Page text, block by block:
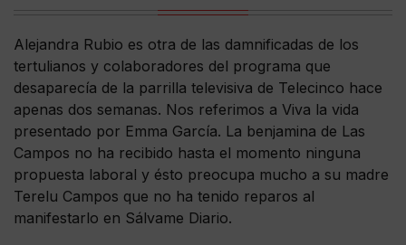
Alejandra Rubio es otra de las damnificadas de los
tertulianos y colaboradores del programa que
desaparecía de la parrilla televisiva de Telecinco hace
apenas dos semanas. Nos referimos a Viva la vida
presentado por Emma García. La benjamina de Las
Campos no ha recibido hasta el momento ninguna
propuesta laboral y ésto preocupa mucho a su madre
Terelu Campos que no ha tenido reparos al
manifestarlo en Sálvame Diario.